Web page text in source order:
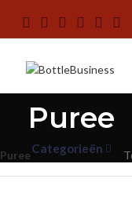
Puree
Categorieën
Puree